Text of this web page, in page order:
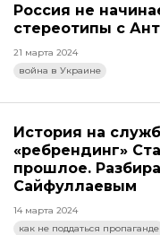
Россия не
стереотипы с
21 марта 2024
война в Украине
История на
«ребрендинг»
прошлое.
Сайфуллаевым
14 марта 2024
как не поддаться пропаганде